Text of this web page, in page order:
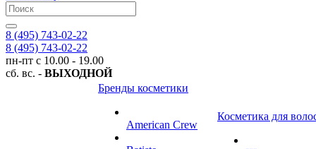
8 (495) 743-02-22
8 (495) 743-02-22
пн-пт с 10.00 - 19.00
сб. вс. - ВЫХОДНОЙ
Бренды косметики
American Crew
Косметика для